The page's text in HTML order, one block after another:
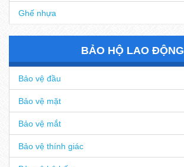
Ghế nhựa
BẢO HỘ LAO ĐỘNG
Bảo vệ đầu
Bảo vệ mặt
Bảo vệ mắt
Bảo vệ thính giác